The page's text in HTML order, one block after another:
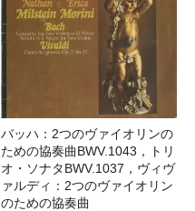
バッハ：2つのヴァイオリンの
ための協奏曲BWV.1043，トリ
オ・ソナタBWV.1037，ヴィヴ
ァルディ：2つのヴァイオリン
のための協奏曲